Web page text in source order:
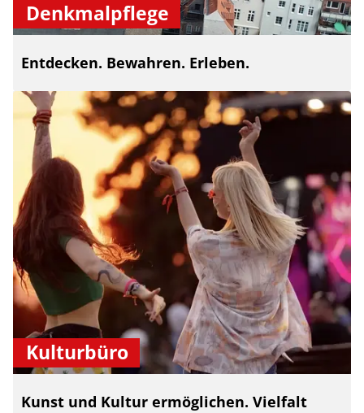
Denkmalpflege
Entdecken. Bewahren. Erleben.
Kulturbüro
Kunst und Kultur ermöglichen. Vielfalt